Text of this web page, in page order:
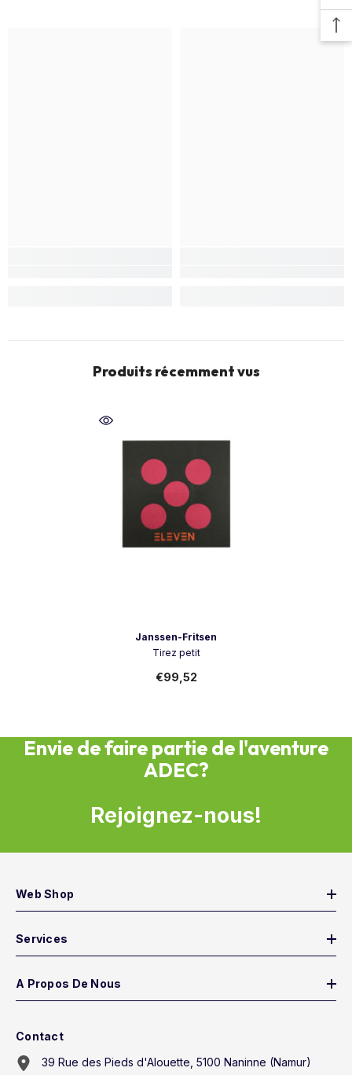
Produits récemment vus
Vendeur:Janssen-Fritsen
Tirez petit
€99,52
Envie de faire partie de l'aventure
ADEC?
Rejoignez-nous!
Web Shop
Services
A Propos De Nous
Contact
39 Rue des Pieds d'Alouette, 5100 Naninne (Namur)